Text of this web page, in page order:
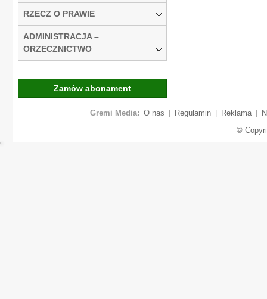
RZECZ O PRAWIE
ADMINISTRACJA –
ORZECZNICTWO
Zamów abonament
Gremi Media: O nas Regulamin Reklama
©